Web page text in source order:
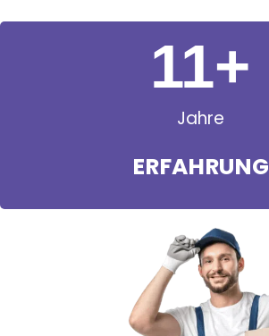
Jahre
ERFAHRUNG
11+